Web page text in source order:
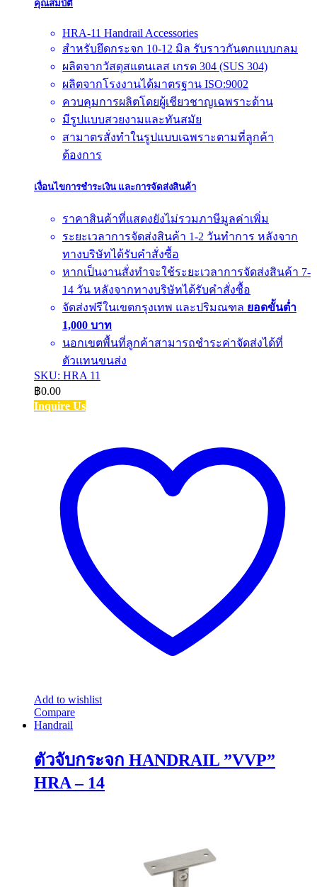
คุณสมบัติ
HRA-11 Handrail Accessories
สำหรับยึดกระจก 10-12 มิล รับราวกันตกแบบกลม
ผลิตจากวัสดุสแตนเลส เกรด 304 (SUS 304)
ผลิตจากโรงงานได้มาตรฐาน ISO:9002
ควบคุมการผลิตโดยผู้เชียวชาญเฉพราะด้าน
มีรูปแบบสวยงามและทันสมัย
สามาตรสั่งทำในรูปแบบเฉพราะตามที่ลูกค้า
ต้องการ
เงื่อนไขการชำระเงิน และการจัดส่งสินค้า
ราคาสินค้าที่แสดงยังไม่รวมภาษีมูลค่าเพิ่ม
ระยะเวลาการจัดส่งสินค้า 1-2 วันทำการ หลังจาก
ทางบริษัทได้รับคำสั่งซื้อ
หากเป็นงานสั่งทำจะใช้ระยะเวลาการจัดส่งสินค้า 7-
14 วัน หลังจากทางบริษัทได้รับคำสั่งซื้อ
จัดส่งฟรีในเขตกรุงเทพ และปริมณฑล ยอดขั้นต่ำ
1,000 บาท
นอกเขตพื้นที่ลูกค้าสามารถชำระค่าจัดส่งได้ที่
ตัวแทนขนส่ง
SKU: HRA 11
฿0.00
Inquire Us
Add to wishlist
Compare
Handrail
ตัวจับกระจก HANDRAIL ”VVP”
HRA – 14